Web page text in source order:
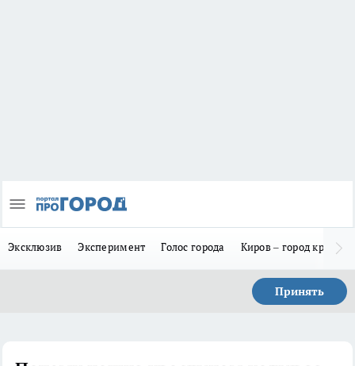
Эксклюзив Эксперимент Голос города Киров – город
Принять